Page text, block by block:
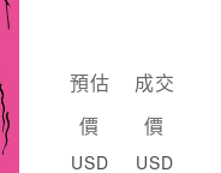
預估
價
USD
成交
價
USD